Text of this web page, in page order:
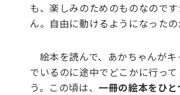
も、楽しみのためのものなので
ん。自由に動けるようになった
絵本を読んで、あかちゃんが
でいるのに途中でどこかに行っ
う。この頃は、 一冊の絵本をひ